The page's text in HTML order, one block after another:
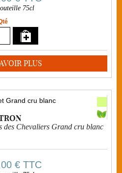
75cl
PLUS
Grand cru blanc
des Chevaliers Grand cru blanc
€ TTC